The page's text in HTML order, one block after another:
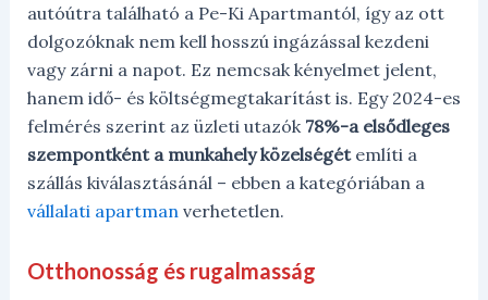
autóútra található a Pe-Ki Apartmantól, így az ott
dolgozóknak nem kell hosszú ingázással kezdeni
vagy zárni a napot. Ez nemcsak kényelmet jelent,
hanem idő- és költségmegtakarítást is. Egy 2024-es
felmérés szerint az üzleti utazók 78%-a elsődleges
szempontként a munkahely közelségétemlíti a
szállás kiválasztásánál – ebben a kategóriában a
vállalati apartman verhetetlen.
Otthonosság és rugalmasság